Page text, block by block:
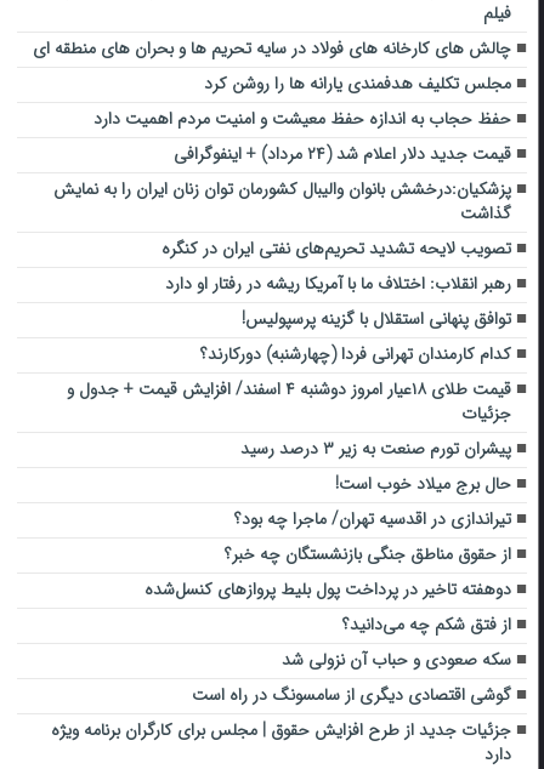
فیلم
چالش‌ های کارخانه‌ های فولاد در سایه تحریم‌ ها و بحران‌ های منطقه‌ ای
مجلس تکلیف هدفمندی یارانه‌ ها را روشن کرد
حفظ حجاب به اندازه حفظ معیشت و امنیت مردم اهمیت دارد
قیمت جدید دلار اعلام شد (۲۴ مرداد) + اینفوگرافی
پزشکیان:درخشش بانوان والیبال کشورمان توان زنان ایران را به نمایش
گذاشت
تصویب لایحه تشدید تحریم‌های نفتی ایران در کنگره
رهبر انقلاب: اختلاف ما با آمریکا ریشه در رفتار او دارد
توافق پنهانی استقلال با گزینه پرسپولیس!
کدام کارمندان تهرانی فردا (چهارشنبه) دورکارند؟
قیمت طلای ۱۸عیار امروز دوشنبه ۴ اسفند/ افزایش قیمت + جدول و
جزئیات
پیشران تورم صنعت به زیر ۳ درصد رسید
حال برج میلاد خوب است!
تیراندازی در اقدسیه تهران/ ماجرا چه بود؟
از حقوق مناطق جنگی بازنشستگان چه خبر؟
دوهفته تاخیر در پرداخت پول بلیط‌ پروازهای کنسل‌شده
از فتق شکم چه می‌دانید؟
سکه صعودی و حباب آن نزولی شد
گوشی اقتصادی دیگری از سامسونگ در راه است
جزئیات جدید از طرح افزایش حقوق | مجلس برای کارگران برنامه ویژه
دارد